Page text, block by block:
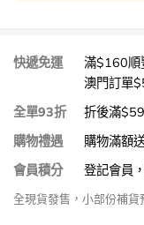
快遞免運
滿$160順
澳門訂單
全單93折
折後滿
購物禮遇
購物滿額
會員積分
登記會員
全現貨發售，小部份補貨